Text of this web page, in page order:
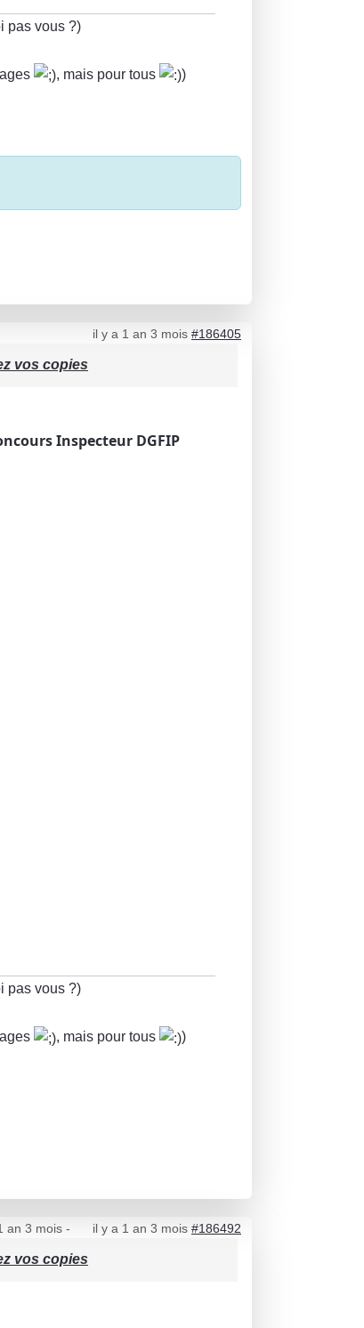
pas vous ?)
, mais pour tous )
il y a 1 an 3 mois #186405
vos copies
Inspecteur DGFIP
pas vous ?)
, mais pour tous )
an 3 mois- il y a 1 an 3 mois #186492
vos copies